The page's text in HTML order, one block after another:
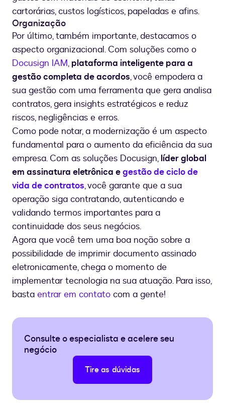
cartorárias, custos logísticos, papeladas e afins.
Organização
Por último, também importante, destacamos o
aspecto organizacional. Com soluções como o
Docusign IAM, plataforma inteligente para a
gestão completa de acordos, você empodera a
sua gestão com uma ferramenta que gera analisa
contratos, gera insights estratégicos e reduz
riscos, negligências e erros.
Como pode notar, a modernização é um aspecto
fundamental para o aumento da eficiência da sua
empresa. Com as soluções Docusign, líder global
em assinatura eletrônica egestão de ciclo de
vida de contratos, você garante que a sua
operação siga contratando, autenticando e
validando termos importantes para a
continuidade dos seus negócios.
Agora que você tem uma boa noção sobre a
possibilidade de imprimir documento assinado
eletronicamente, chega o momento de
implementar tecnologia na sua atuação. Para isso,
basta entrar em contato com a gente!
Consulte o especialista e acelere seu
negócio
Tire as dúvidas